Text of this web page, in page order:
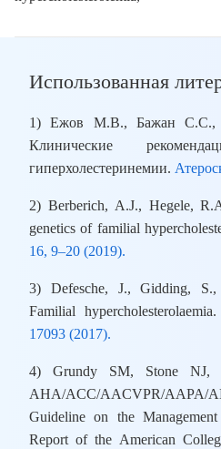
Использованная
1) Ежов М.В., Бажан С.С.,
Клинические
гиперхолестеринемии.
2) Berberich, A.J., Hegele,
genetics of familial
16, 9–20 (2019).
3) Defesche, J., Gidding,
Familial hypercholesterolaemia.
17093 (2017).
4) Grundy SM, Stone
AHA/ACC/AACVPR/AAPA/
Guideline on the
Report of the American